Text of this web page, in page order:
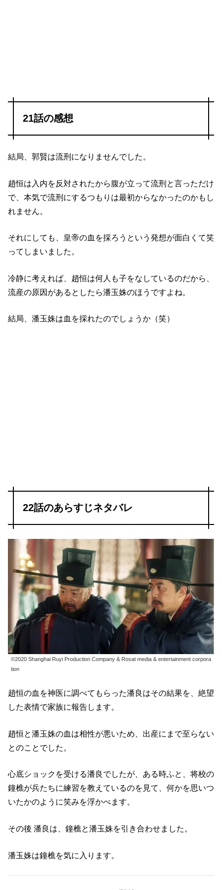
21話の感想
結局、郭賢は流刑になりませんでした。
趙恒は入内を反対されたから腹が立って流刑と言っただけ
で、本気で流刑にするつもりは最初からなかったのかもし
れません。
それにしても、皇帝の血を採ろうという発想が面白くて笑
ってしまいました。
冷静に考えれば、趙恒は何人も子をなしているのだから、
流産の原因があるとしたら潘玉姝のほうですよね。
結局、潘玉姝は血を採れたのでしょうか（笑）
22話のあらすじネタバレ
©2020 Shanghai Ruyi Production Company & Rosat media & entertainment corpora
tion
趙恒の血を神医に調べてもらった潘良はその結果を、絶望
した表情で家族に報告します。
趙恒と潘玉姝の血は相性が悪いため、出産にまで至らない
とのことでした。
心底ショックを受ける潘良でしたが、ある時ふと、将校の
鐘樵が兵たちに練習を教えているのを見て、何かを思いつ
いたかのように笑みを浮かべます。
その後 潘良は、鐘樵と潘玉姝を引き合わせました。
潘玉姝は鐘樵を気に入ります。